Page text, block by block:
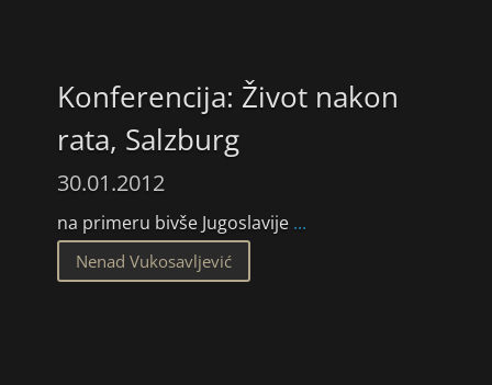
Konferencija: Život nakon
rata, Salzburg
30.01.2012
na primeru bivše Jugoslavije ...
Nenad Vukosavljević